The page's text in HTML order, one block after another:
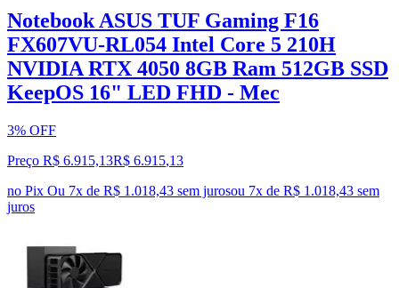
Notebook ASUS TUF Gaming F16
FX607VU-RL054 Intel Core 5 210H
NVIDIA RTX 4050 8GB Ram 512GB SSD
KeepOS 16" LED FHD - Mec
3% OFF
Preço R$ 6.915,13R$ 6.915,13
no Pix Ou 7x de R$ 1.018,43 sem jurosou 7x de R$ 1.018,43 sem
juros